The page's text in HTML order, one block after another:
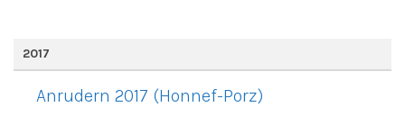
2017
Anrudern 2017 (Honnef-Porz)